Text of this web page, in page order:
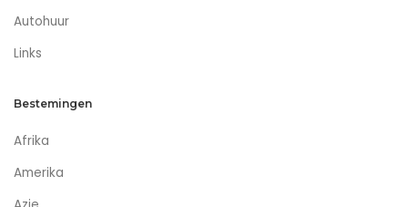
Autohuur
Links
Bestemingen
Afrika
Amerika